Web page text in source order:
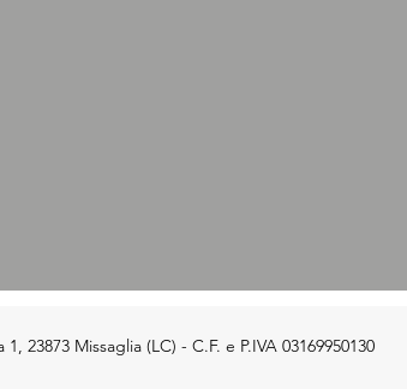
Missaglia (LC) - C.F. e P.IVA 03169950130